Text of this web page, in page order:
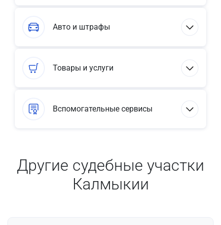
Авто и штрафы
Товары и услуги
Вспомогательные сервисы
Другие судебные участки
Калмыкии